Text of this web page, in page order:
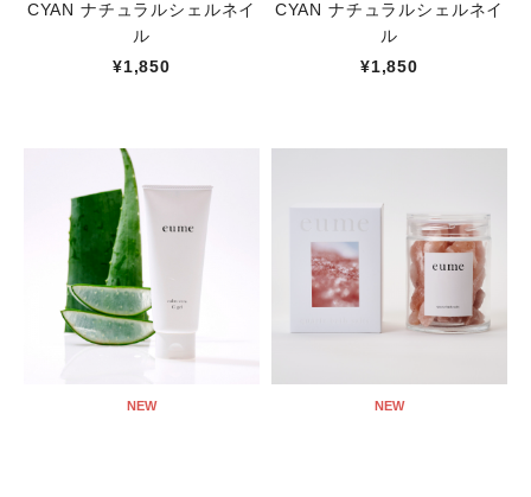
CYAN ナチュラルシェルネイ
ル
¥1,850
CYAN ナチュラルシェルネイ
ル
¥1,850
NEW NEW